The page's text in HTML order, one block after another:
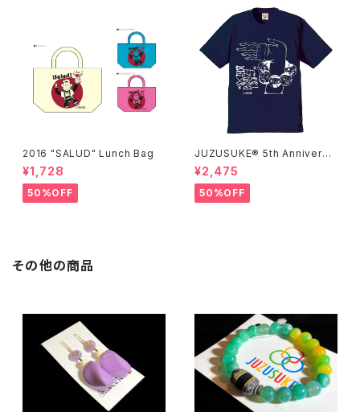
2016 "SALUD" Lunch Bag
¥1,728
50%OFF
JUZUSUKE® 5th Anniversa
ry Tee
¥2,475
50%OFF
その他の商品